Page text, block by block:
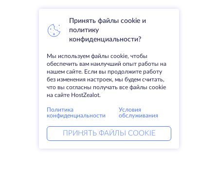
Принять файлы cookie и
политику
конфиденциальности?
Мы используем файлы cookie, чтобы
обеспечить вам наилучший опыт работы на
нашем сайте. Если вы продолжите работу
без изменения настроек, мы будем считать,
что вы согласны получать все файлы cookie
на сайте HostZealot.
Политика
конфиденциальности
Условия
обслуживания
ПРИНЯТЬ ФАЙЛЫ COOKIE